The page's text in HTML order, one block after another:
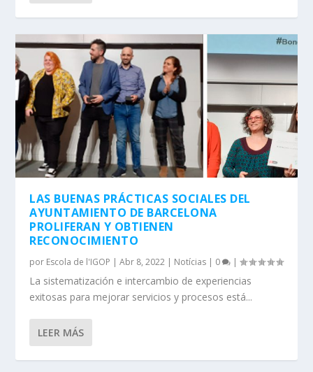
LAS BUENAS PRÁCTICAS SOCIALES DEL
AYUNTAMIENTO DE BARCELONA
PROLIFERAN Y OBTIENEN
RECONOCIMIENTO
por Escola de l'IGOP |Abr 8, 2022 | Notícias | 0 |
La sistematización e intercambio de experiencias
exitosas para mejorar servicios y procesos está...
LEER MÁS